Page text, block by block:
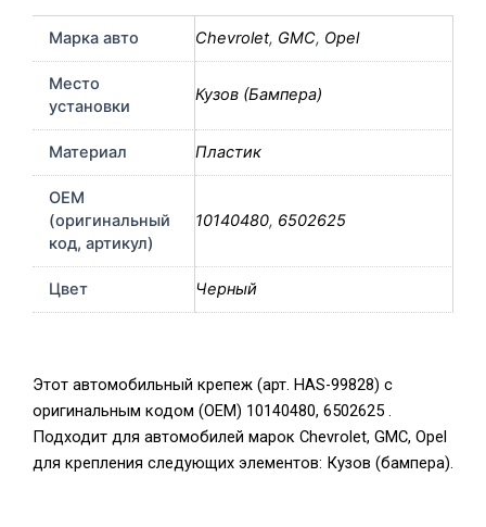
Марка авто Chevrolet, GMC, Opel
Место
установки
Кузов (Бампера)
Материал Пластик
OEM
(оригинальный
код, артикул)
10140480, 6502625
Цвет Черный
Этот автомобильный крепеж (арт. HAS-99828) с
оригинальным кодом (OEM) 10140480, 6502625 .
Подходит для автомобилей марок Chevrolet, GMC, Opel
для крепления следующих элементов: Кузов (бампера).